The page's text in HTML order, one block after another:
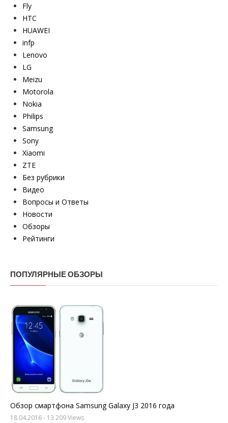
Fly
HTC
HUAWEI
infp
Lenovo
LG
Meizu
Motorola
Nokia
Philips
Samsung
Sony
Xiaomi
ZTE
Без рубрики
Видео
Вопросы и Ответы
Новости
Обзоры
Рейтинги
ПОПУЛЯРНЫЕ ОБЗОРЫ
Обзор смартфона Samsung Galaxy J3 2016 года
18.04.2016- 13 209 Views